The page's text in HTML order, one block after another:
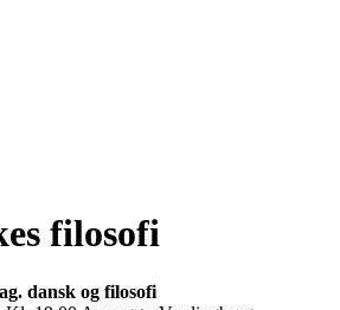
filosofi
dansk og filosofi